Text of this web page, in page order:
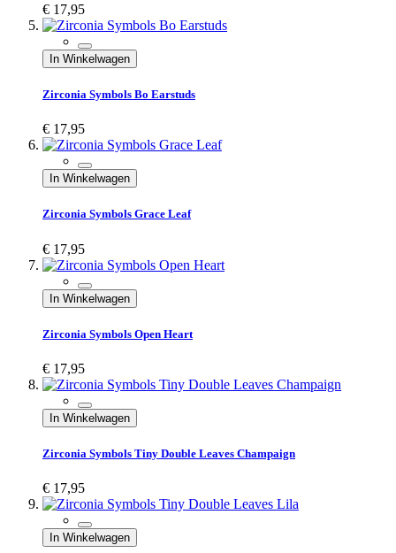
€ 17,95
In Winkelwagen
Zirconia Symbols Bo Earstuds
€ 17,95
In Winkelwagen
Zirconia Symbols Grace Leaf
€ 17,95
In Winkelwagen
Zirconia Symbols Open Heart
€ 17,95
In Winkelwagen
Zirconia Symbols Tiny Double Leaves Champaign
€ 17,95
In Winkelwagen